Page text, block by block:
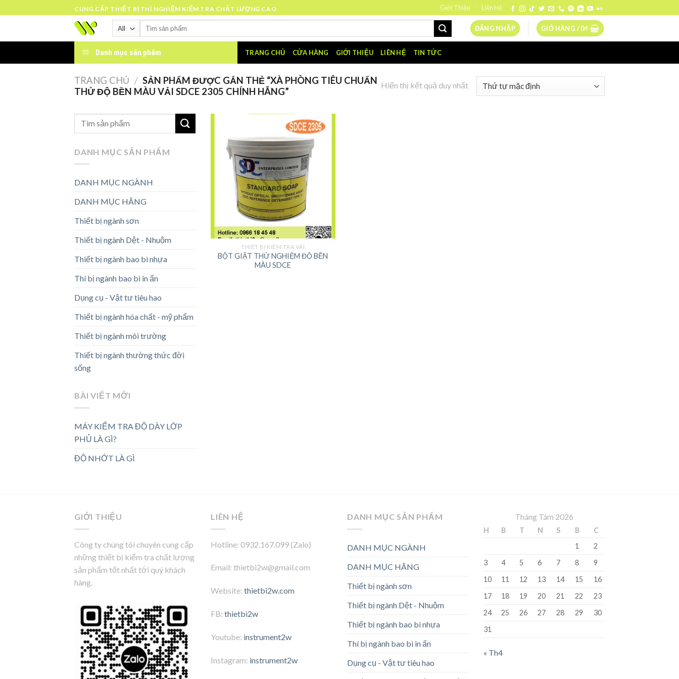
to
CUNG CẤP THIẾT BỊ THÍ NGHIỆM KIỂM TRA CHẤT LƯỢNG CAO Giới Thiệu Liên Hệ
Tìm
ĐĂNG NHẬP GIỎ HÀNG /0₫
Danh mục sản phẩm TRANG CHỦ CỬA HÀNG GIỚI THIỆU LIÊN HỆ TIN TỨC
TRANG CHỦ / SẢN PHẨM ĐƯỢC GẮN THẺ “XÀ PHÒNG TIÊU CHUẨN
THỬ ĐỘ BỀN MÀU VẢI SDCE 2305 CHÍNH HÃNG”
Hiển thị kết quả duy nhất
DANH MỤC SẢN PHẨM
DANH MỤC NGÀNH
DANH MỤC HÃNG
Thiết bị ngành sơn
Thiết bị ngành Dệt - Nhuộm
Thiết bị ngành bao bì nhựa
Thí bị ngành bao bì in ấn
Dụng cụ - Vật tư tiêu hao
Thiết bị ngành hóa chất - mỹ phẩm
Thiết bị ngành môi trường
Thiết bị ngành thường thức đời
sống
BÀI VIẾT MỚI
MÁY KIỂM TRA ĐỘ DÀY LỚP
PHỦ LÀ GÌ?
ĐỘ NHỚT LÀ GÌ
THIẾT BỊ KIỂM TRA VẢI
BỘT GIẶT THỬ NGHIỆM ĐỘ BỀN
MÀU SDCE
GIỚI THIỆU
Công ty chúng tôi chuyên cung cấp
những thiết bị kiểm tra chất lượng
sản phẩm tốt nhất tới quý khách
hàng.
LIÊN HỆ
Hotline: 0932.167.099 (Zalo)
Email: thietbi2w@gmail.com
Website: thietbi2w.com
FB: thietbi2w
Youtube: instrument2w
Instagram: instrument2w
DANH MỤC SẢN PHẨM
DANH MỤC NGÀNH
DANH MỤC HÃNG
Thiết bị ngành sơn
Thiết bị ngành Dệt - Nhuộm
Thiết bị ngành bao bì nhựa
Thí bị ngành bao bì in ấn
Dụng cụ - Vật tư tiêu hao
Tháng Tám 2026
H B T N S B
C
1
2
3
4 5 6 7 8
9
10
11 12 13 14 15
16
17
18 19 20 21 22
23
24
25 26 27 28 29
30
31
« Th4